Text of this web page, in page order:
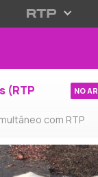
(RTP
com RTP
NO AR